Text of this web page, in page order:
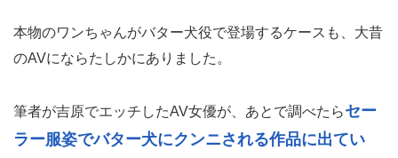
本物のワンちゃんがバター犬役で登場するケースも、大昔
のAVにならたしかにありました。
筆者が吉原でエッチしたAV女優が、あとで調べたらセー
ラー服姿でバター犬にクンニされる作品に出てい